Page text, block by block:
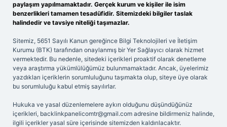
paylaşım yapılmamaktadır. Gerçek kurum ve kişiler ile isim
benzerlikleri tamamen tesadüfidir. Sitemizdeki bilgiler taslak
halindedir ve tavsiye niteliği taşımazlar.
Sitemiz, 5651 Sayılı Kanun gereğince Bilgi Teknolojileri ve İletişim
Kurumu (BTK) tarafından onaylanmış bir Yer Sağlayıcı olarak hizmet
vermektedir. Bu nedenle, sitedeki içerikleri proaktif olarak denetleme
veya araştırma yükümlülüğümüz bulunmamaktadır. Ancak, üyelerimiz
yazdıkları içeriklerin sorumluluğunu taşımakta olup, siteye üye olarak
bu sorumluluğu kabul etmiş sayılırlar.
Hukuka ve yasal düzenlemelere aykırı olduğunu düşündüğünüz
içerikleri, backlinkpanelicomtr@gmail.com adresine bildirmeniz halinde,
ilgili içerikler yasal süre içerisinde sitemizden kaldırılacaktır.